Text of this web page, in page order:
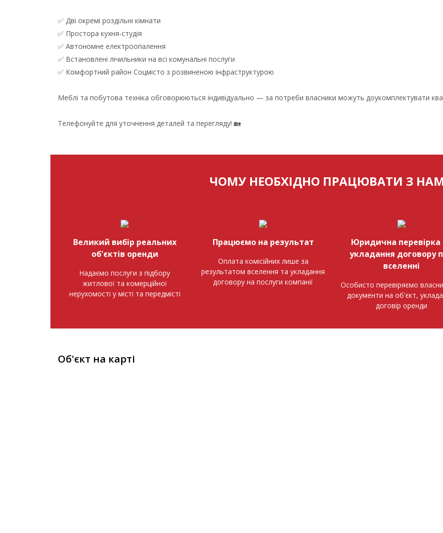
✅ Дві окремі роздільні кімнати
✅ Простора кухня-студія
✅ Автономне електроопалення
✅ Встановлені лічильники на всі комунальні послуги
✅ Комфортний район Соцмісто з розвиненою інфраструктурою
Меблі та побутова техніка обговорюються індивідуально — за потреби власники можуть доукомплектувати
Телефонуйте для уточнення деталей та перегляду! 🏡
ЧОМУ НЕОБХІДНО ПРАЦЮВАТИ З
Великий вибір реальних
об'єктів оренди
Надаємо послуги з підбору
житлової та комерційної
нерухомості у місті та передмісті
Працюємо на результат
Оплата комісійних лише за
результатом вселення та укладання
договору на послуги компанії
Юридична перевірка
укладання договору
вселенні
Особисто перевіряємо
документи на об'єкт,
договір оренди
Об'єкт на карті